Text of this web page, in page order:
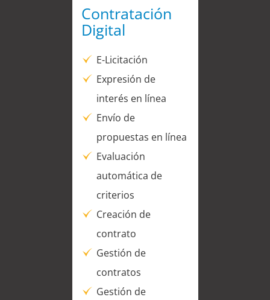
Contratación
Digital
E-Licitación
Expresión de
interés en línea
Envío de
propuestas en línea
Evaluación
automática de
criterios
Creación de
contrato
Gestión de
contratos
Gestión de